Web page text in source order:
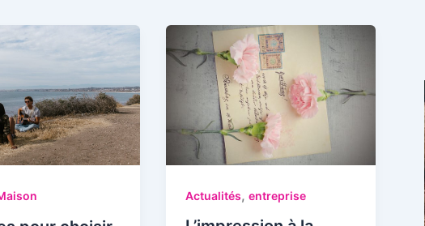
Actualités,entreprise